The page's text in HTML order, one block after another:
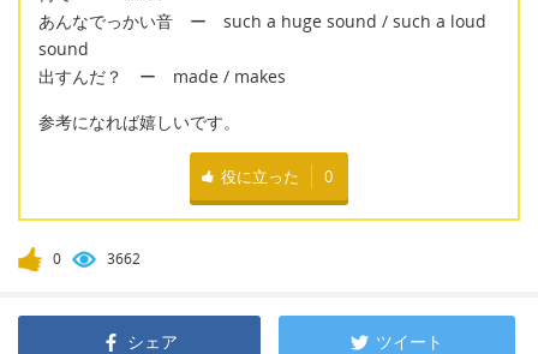
あんなでっかい音 ー such a huge sound / such a loud
sound
出すんだ？ ー made / makes
参考になれば嬉しいです。
役に立った 0
0 3662
シェア ツイート